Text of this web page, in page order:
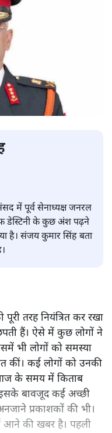
में पूर्व सेनाध्यक्ष जनरल
डेस्टिनी के कुछ अंश पढ़ने
है। संजय कुमार सिंह बता
पूरी तरह नियंत्रित कर रखा
हैं। ऐसे में कुछ लोगों ने
भी लोगों को समस्या
कीं। कई लोगों को उनकी
आज के समय में किताब
बावजूद कई अच्छी
प्रकाशकों की भी।
आने की खबर है। पहली